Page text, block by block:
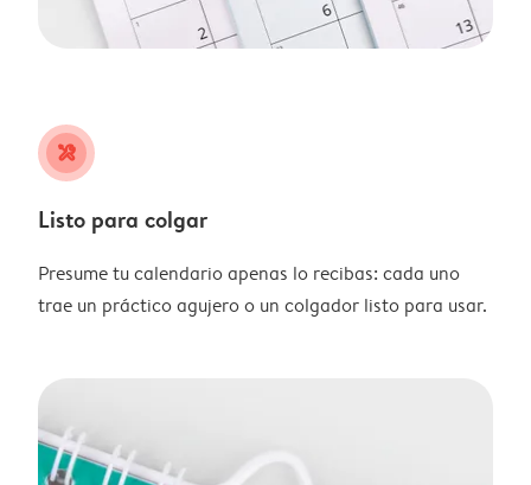
tools
Listo para colgar
Presume tu calendario apenas lo recibas: cada uno
trae un práctico agujero o un colgador listo para usar.